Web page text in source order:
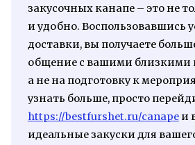
закусочных канапе – это не
и удобно. Воспользовавшись
доставки, вы получаете
общение с вашими близкими
а не на подготовку к
узнать больше, просто
https://bestfurshet.ru/canapeи
идеальные закуски для